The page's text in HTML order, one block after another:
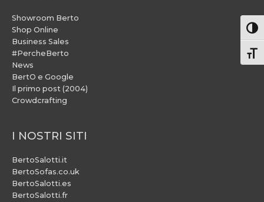
Showroom Berto
Shop Online
Business Sales
#PercheBerto
News
BertO e Google
Il primo post (2004)
Crowdcrafting
I NOSTRI SITI
BertoSalotti.it
BertoSofas.co.uk
BertoSalotti.es
BertoSalotti.fr